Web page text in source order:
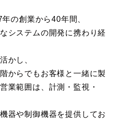
の創業から40年間、
システムの開発に携わり経
かし、
からでもお客様と一緒に製
業範囲は、計測・監視・
器や制御機器を提供してお